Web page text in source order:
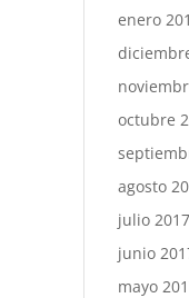
enero
octubre
agosto
julio 2017
junio
mayo